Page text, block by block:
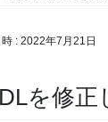
: 2022年7月21日
を修正